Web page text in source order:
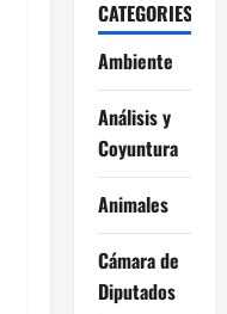
CATEGORIES
Ambiente
Análisis y
Coyuntura
Animales
Cámara de
Diputados